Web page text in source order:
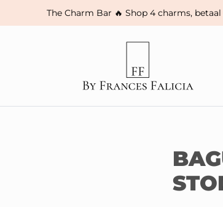
The Charm Bar 🔥 Shop 4 charms, betaal